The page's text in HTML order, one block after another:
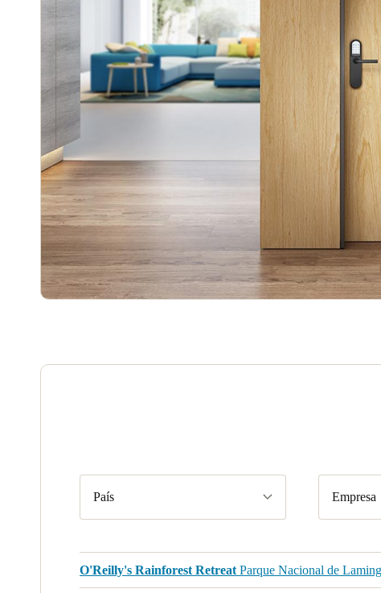
País Empresa
O'Reilly's Rainforest Retreat Parque Nacional de